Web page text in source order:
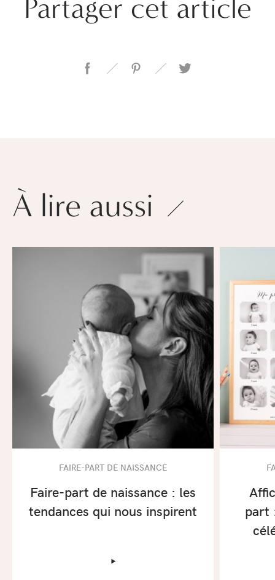
Partager cet article
À lire aussi
FAIRE-PART DE NAISSANCE
Faire-part de naissance : les
tendances qui nous inspirent
‣
part